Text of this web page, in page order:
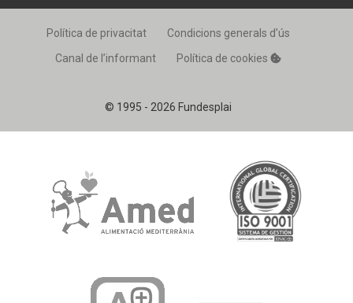
© 1995 - 2026 Fundesplai
Política de privacitat
Condicions generals d’ús
Canal de l’informant
Política de cookies